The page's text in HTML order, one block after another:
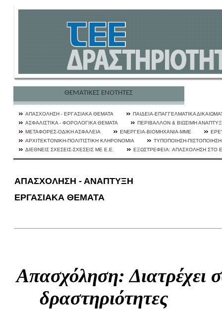
ΘΕΜΑΤΙΚΕΣ ΕΝΟΤΗΤΕΣ
ΑΠΑΣΧΟΛΗΣΗ - ΕΡΓAΣΙΑΚΑ ΘΕΜΑΤΑ
ΠΑΙΔΕΙΑ-ΕΠΑΓΓΕΛΜΑΤΙΚΑ
ΑΣΦΑΛΙΣΤΙΚΑ - ΦΟΡΟΛΟΓΙΚΑ ΘΕΜΑΤΑ
ΠΕΡΙΒΑΛΛΟΝ & ΒΙΩΣΙΜΗ
ΜΕΤΑΦΟΡΕΣ-ΟΔΙΚΗ ΑΣΦΑΛΕΙΑ
ΕΝΕΡΓΕΙΑ-ΒΙΟΜΗΧΑΝΙΑ-ΜΜΕ
ΑΡΧΙΤΕΚΤΟΝΙΚΗ-ΠΟΛΙΤΙΣΤΙΚΗ ΚΛΗΡΟΝΟΜΙΑ
ΤΥΠΟΠΟΙΗΣΗ-
ΔΙΕΘΝΕΙΣ ΣΧΕΣΕΙΣ-ΣΧΕΣΕΙΣ ΜΕ Ε.Ε.
ΕΞΩΣΤΡΕΦΕΙA: ΑΠΑΣΧΟΛΗΣΗ ΣΤΟ
ΑΠΑΣΧΟΛΗΣΗ - ΑΝΑΠΤΥΞΗ
ΕΡΓΑΣΙΑΚΑ ΘΕΜΑΤΑ
Απασχόληση: Διατρέχει
δραστηριότητες